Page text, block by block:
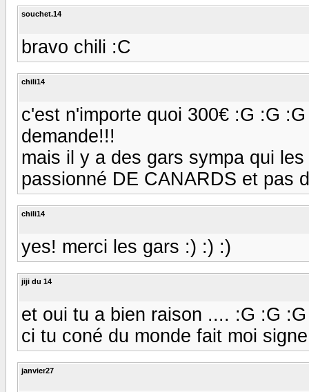
souchet.14
bravo chili :C
chili14
c'est n'importe quoi 300€ :G :G
demande!!!
mais il y a des gars sympa qui
passionné DE CANARDS et pas
chili14
yes! merci les gars :) :) :)
jiji du 14
et oui tu a bien raison .... :G :G :G
ci tu coné du monde fait moi
janvier27